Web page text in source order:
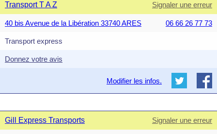
Transport T A Z Signaler une erreur
40 bis Avenue de la Libération 33740 ARES 06 66 26 77 73
Transport express
Donnez votre avis
Modifier les infos.
Gill Express Transports Signaler une erreur